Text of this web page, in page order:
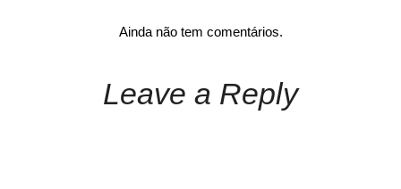
Ainda não tem comentários.
Leave a Reply